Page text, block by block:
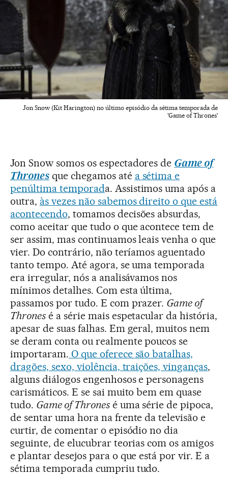
Jon Snow (Kit Harington) no último episódio da sétima temporada de
'Game of Thrones'
Jon Snow somos os espectadores de Game of
Thronesque chegamos até a sétima e
penúltima temporada. Assistimos uma após a
outra, às vezes não sabemos direito o que está
acontecendo, tomamos decisões absurdas,
como aceitar que tudo o que acontece tem de
ser assim, mas continuamos leais venha o que
vier. Do contrário, não teríamos aguentado
tanto tempo. Até agora, se uma temporada
era irregular, nós a analisávamos nos
mínimos detalhes. Com esta última,
passamos por tudo. E com prazer. Game of
Thronesé a série mais espetacular da história,
apesar de suas falhas. Em geral, muitos nem
se deram conta ou realmente poucos se
importaram. O que oferece são batalhas,
dragões, sexo, violência, traições, vinganças,
alguns diálogos engenhosos e personagens
carismáticos. E se sai muito bem em quase
tudo. Game of Thronesé uma série de pipoca,
de sentar uma hora na frente da televisão e
curtir, de comentar o episódio no dia
seguinte, de elucubrar teorias com os amigos
e plantar desejos para o que está por vir. E a
sétima temporada cumpriu tudo.